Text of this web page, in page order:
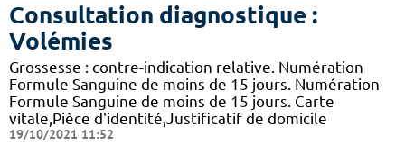
Consultation diagnostique :
Volémies
Grossesse : contre-indication relative. Numération
Formule Sanguine de moins de 15 jours. Numération
Formule Sanguine de moins de 15 jours. Carte
vitale,Pièce d'identité,Justificatif de domicile
19/10/2021 11:52